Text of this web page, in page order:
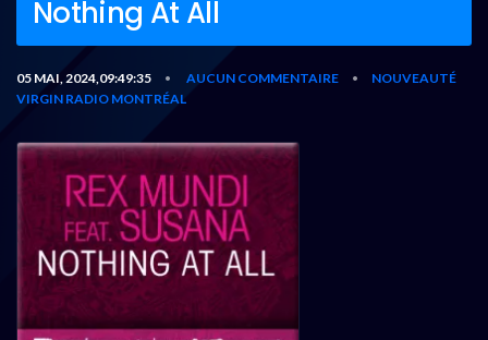
Nothing At All
05 MAI, 2024,09:49:35 • AUCUN COMMENTAIRE •
NOUVEAUTÉ
VIRGIN RADIO MONTRÉAL